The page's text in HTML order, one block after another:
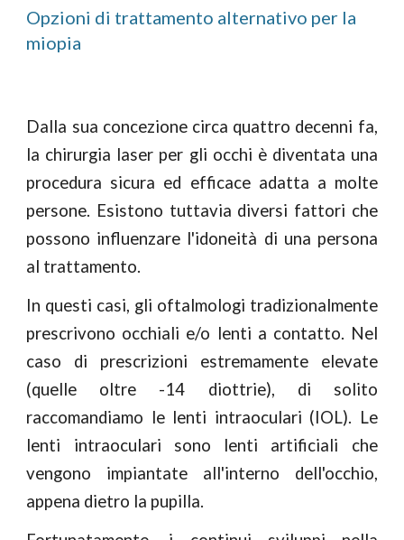
Opzioni di trattamento alternativo per la
miopia
Dalla sua concezione circa quattro decenni fa,
la chirurgia laser per gli occhi è diventata una
procedura sicura ed efficace adatta a molte
persone. Esistono tuttavia diversi fattori che
possono influenzare l'idoneità di una persona
al trattamento.
In questi casi, gli oftalmologi tradizionalmente
prescrivono occhiali e/o lenti a contatto. Nel
caso di prescrizioni estremamente elevate
(quelle oltre -14 diottrie), di solito
raccomandiamo le lenti intraoculari (IOL). Le
lenti intraoculari sono lenti artificiali che
vengono impiantate all'interno dell'occhio,
appena dietro la pupilla.